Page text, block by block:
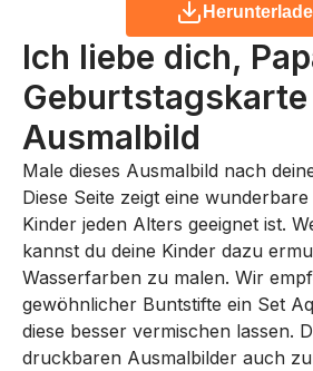
Ich liebe dich,
Geburtstagskarte
Ausmalbild
Male dieses Ausmalbild nach
Diese Seite zeigt eine
Kinder jeden Alters geeignet ist.
kannst du deine Kinder dazu
Wasserfarben zu malen. Wir
gewöhnlicher Buntstifte ein Set
diese besser vermischen lassen.
druckbaren Ausmalbilder auch